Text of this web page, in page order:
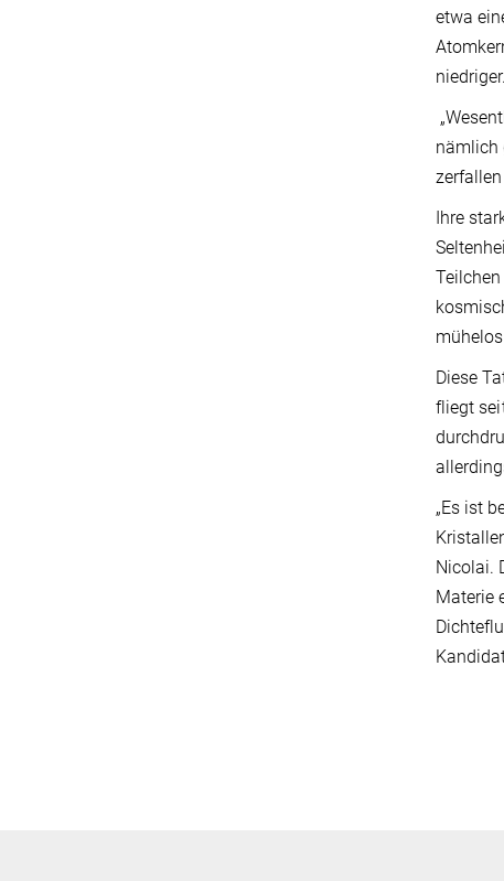
etwa
niedriger.
nämlich
Ihre
Diese
fliegt
„Es ist
Nicolai.
Materie